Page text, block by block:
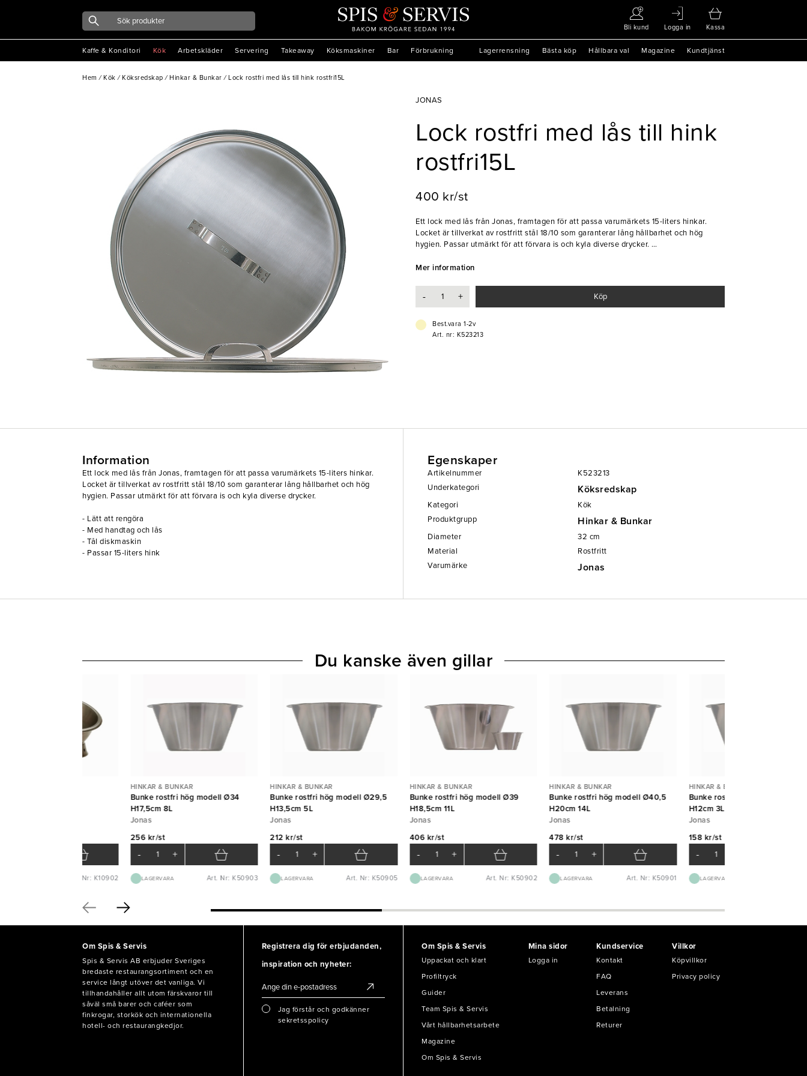
Bli kund Logga in Kassa
Kaffe & Konditori Kök Arbetskläder Servering Takeaway Köksmaskiner Bar Förbrukning Lagerrensning Bästa köp Hållbara val Magazine Kundtjänst
Hem / Kök / Köksredskap / Hinkar & Bunkar / Lock rostfri med lås till hink rostfri15L
JONAS
Lock rostfri med lås till hink
rostfri15L
400 kr/st
Ett lock med lås från Jonas, framtagen för att passa varumärkets 15-liters hinkar.
Locket är tillverkat av rostfritt stål 18/10 som garanterar lång hållbarhet och hög
hygien. Passar utmärkt för att förvara is och kyla diverse drycker.
- Lätt att rengöra
- Passar 15-liters hink
Mer information
- + Köp
Best.vara 1-2v
Art. nr: K523213
Information
Ett lock med lås från Jonas, framtagen för att passa varumärkets 15-liters hinkar.
Locket är tillverkat av rostfritt stål 18/10 som garanterar lång hållbarhet och hög
hygien. Passar utmärkt för att förvara is och kyla diverse drycker.
- Lätt att rengöra
- Med handtag och lås
- Tål diskmaskin
- Passar 15-liters hink
Egenskaper
Artikelnummer
K523213
Underkategori
Köksredskap
Kategori
Kök
Produktgrupp
Hinkar & Bunkar
Diameter 32 cm
Material
Rostfritt
Varumärke
Jonas
Art. Nr: K10902
HINKAR & BUNKAR
Bunke rostfri hög modell Ø34
H17,5cm 8L
Jonas
256 kr/st
- +
LAGERVARA Art. Nr: K50903
HINKAR & BUNKAR
Bunke rostfri hög modell Ø29,5
H13,5cm 5L
Jonas
212 kr/st
- +
LAGERVARA Art. Nr: K50905
HINKAR & BUNKAR
Bunke rostfri hög modell Ø39
H18,5cm 11L
Jonas
406 kr/st
- +
LAGERVARA Art. Nr: K50902
HINKAR & BUNKAR
Bunke rostfri hög modell Ø40,5
H20cm 14L
Jonas
478 kr/st
- +
LAGERVARA Art. Nr: K50901
HINKAR & BUNKAR
Bunke rostfri hög modell Ø25
H12cm 3L
Jonas
158 kr/st
-
LAGERVARA
Du kanske även gillar
Om Spis & Servis
Spis & Servis AB erbjuder Sveriges
bredaste restaurangsortiment och en
service långt utöver det vanliga. Vi
tillhandahåller allt utom färskvaror till
såväl små barer och caféer som
finkrogar, storkök och internationella
hotell- och restaurangkedjor.
Registrera dig för erbjudanden,
inspiration och nyheter:
Jag förstår och godkänner
sekretsspolicy
Om Spis & Servis
Uppackat och klart
Profiltryck
Guider
Team Spis & Servis
Vårt hållbarhetsarbete
Magazine
Om Spis & Servis
Mina sidor
Logga in
Kundservice
Kontakt
FAQ
Leverans
Betalning
Returer
Villkor
Köpvillkor
Privacy policy